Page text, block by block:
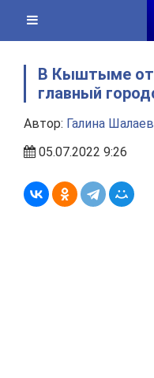
content
В Кыштыме
главный
Автор: Галина
05.07.2022 9:26